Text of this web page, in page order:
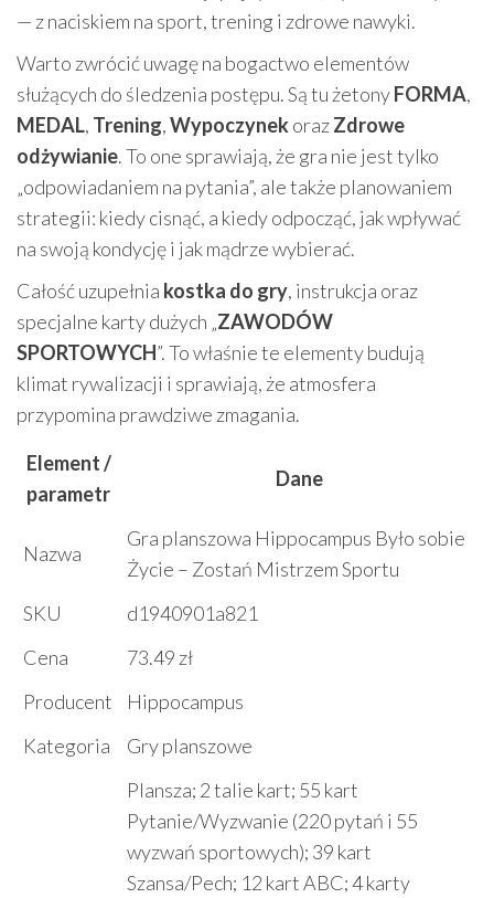
— z naciskiem na sport, trening i zdrowe nawyki.
Warto zwrócić uwagę na bogactwo elementów
służących do śledzenia postępu. Są tu żetonyFORMA,
MEDAL, Trening,WypoczynekorazZdrowe
odżywianie. To one sprawiają, że gra nie jest tylko
„odpowiadaniem na pytania”, ale także planowaniem
strategii: kiedy cisnąć, a kiedy odpocząć, jak wpływać
na swoją kondycję i jak mądrze wybierać.
Całość uzupełnia kostka do gry, instrukcja oraz
specjalne karty dużych „ZAWODÓW
SPORTOWYCH”. To właśnie te elementy budują
klimat rywalizacji i sprawiają, że atmosfera
przypomina prawdziwe zmagania.
Element /
parametr
Dane
Nazwa
Gra planszowa Hippocampus Było sobie
Życie – Zostań Mistrzem Sportu
SKU
d1940901a821
Cena
73.49 zł
Producent
Hippocampus
Kategoria
Gry planszowe
Plansza; 2 talie kart; 55 kart
Pytanie/Wyzwanie (220 pytań i 55
wyzwań sportowych); 39 kart
Szansa/Pech; 12 kart ABC; 4 karty